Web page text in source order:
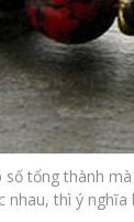
số tổng thành
nhau, thì ý